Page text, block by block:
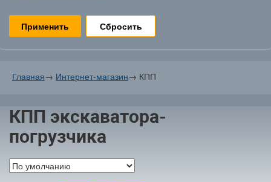
Сбросить
Главная→ Интернет-магазин→ КПП
КПП экскаватора-
погрузчика